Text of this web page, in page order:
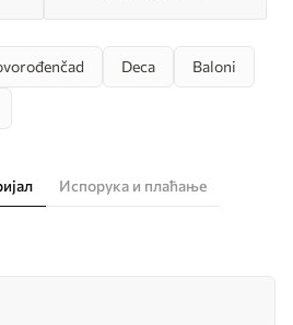
Deca Baloni
Испорука и плаћање